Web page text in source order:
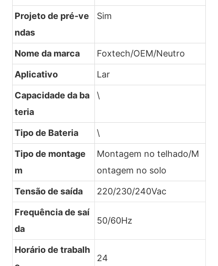
Projeto de pré-ve
ndas
Sim
Nome da marca Foxtech/OEM/Neutro
Aplicativo Lar
Capacidade da ba
teria
\
Tipo de Bateria \
Tipo de montage
m
Montagem no telhado/M
ontagem no solo
Tensão de saída 220/230/240Vac
Frequência de saí
da
50/60Hz
Horário de trabalh
24